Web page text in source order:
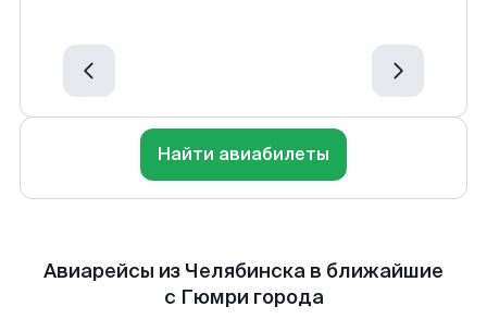
Найти авиабилеты
Авиарейсы из Челябинска в ближайшие
с Гюмри города